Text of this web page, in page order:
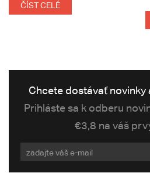
ČÍST CELÉ
Chcete dostávať novinky
Prihláste sa k odberu
€3,8 na váš